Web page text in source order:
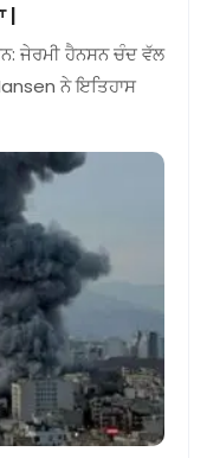
|
ਜੇਰਮੀ ਹੈਨਸਨ ਚੰਦ ਵੱਲ
ਨੇ ਇਤਿਹਾਸ